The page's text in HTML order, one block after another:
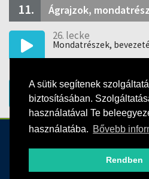
A sütik segítenek
biztosításában.
használatával Te
használatába. Bővebb
Rendben
11. Ágrajzok,
26. lecke
Mondatrészek,
29. lecke
Kifejező eszközök
táblázatba rendezése
Kövess bennünket!